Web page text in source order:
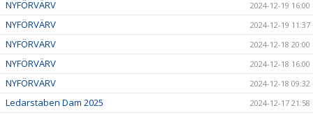
NYFÖRVÄRV 2024-12-19 16:00
NYFÖRVÄRV 2024-12-19 11:37
NYFÖRVÄRV 2024-12-18 20:00
NYFÖRVÄRV 2024-12-18 16:00
NYFÖRVÄRV 2024-12-18 09:32
Ledarstaben Dam 2025 2024-12-17 21:58